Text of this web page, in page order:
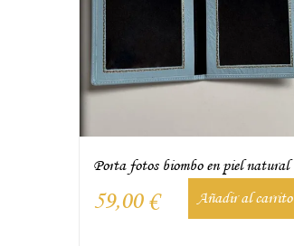
Porta fotos biombo en piel natural
59,00 € Añadir al carrito